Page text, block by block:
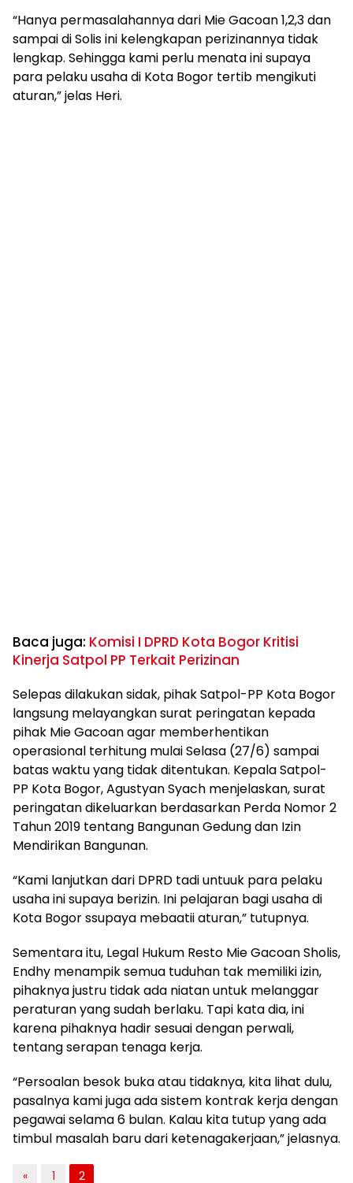
“Hanya permasalahannya dari Mie Gacoan 1,2,3 dan
sampai di Solis ini kelengkapan perizinannya tidak
lengkap. Sehingga kami perlu menata ini supaya
para pelaku usaha di Kota Bogor tertib mengikuti
aturan,” jelas Heri.
Baca juga: Komisi I DPRD Kota Bogor Kritisi
Kinerja Satpol PP Terkait Perizinan
Selepas dilakukan sidak, pihak Satpol-PP Kota Bogor
langsung melayangkan surat peringatan kepada
pihak Mie Gacoan agar memberhentikan
operasional terhitung mulai Selasa (27/6) sampai
batas waktu yang tidak ditentukan. Kepala Satpol-
PP Kota Bogor, Agustyan Syach menjelaskan, surat
peringatan dikeluarkan berdasarkan Perda Nomor 2
Tahun 2019 tentang Bangunan Gedung dan Izin
Mendirikan Bangunan.
“Kami lanjutkan dari DPRD tadi untuuk para pelaku
usaha ini supaya berizin. Ini pelajaran bagi usaha di
Kota Bogor ssupaya mebaatii aturan,” tutupnya.
Sementara itu, Legal Hukum Resto Mie Gacoan Sholis,
Endhy menampik semua tuduhan tak memiliki izin,
pihaknya justru tidak ada niatan untuk melanggar
peraturan yang sudah berlaku. Tapi kata dia, ini
karena pihaknya hadir sesuai dengan perwali,
tentang serapan tenaga kerja.
“Persoalan besok buka atau tidaknya, kita lihat dulu,
pasalnya kami juga ada sistem kontrak kerja dengan
pegawai selama 6 bulan. Kalau kita tutup yang ada
timbul masalah baru dari ketenagakerjaan,” jelasnya.
« 1 2